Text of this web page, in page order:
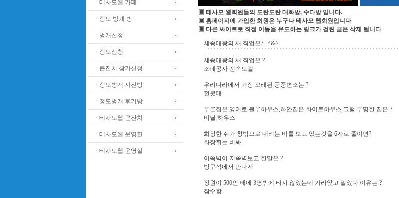
ㆍ테사모웹 카페
ㆍ정모 벙개 방
ㆍ벙개신청
ㆍ정모신청
ㆍ큰잔치 참가신청
ㆍ정모벙개 사진방
ㆍ정모벙개 후기방
ㆍ테사모웹 큰잔치
ㆍ테사모웹 운영진
ㆍ테사모웹 운영실
▣ 테사모 웹회원들의 도란도란 대화방, 수다방 입니다.
▣ 홈페이지에 가입한 회원은 누구나 테사모 웹회원입니다
▣ 다른 싸이트로 직접 이동을 유도하는 링크가 걸린 글은 삭제 됩니다
세종대왕의 새 직업은?...^&^
세종대왕의 새 직업은 ?
조폐공사 전속모델
우리나라에서 가장 오래된 공중변소는 ?
전봇대
푸른집은 영어로 블루하우스,하얀집은 화이트하우스.그럼 투명한 집은 ?
비닐 하우스
화장한 쥐가 창밖으로 내리는 비를 보고 있는것을 6자로 줄이면?
화장쥐는 비봐
이쪽벽이 저쪽벽보고 한말은 ?
방구석에서 만나자
정원이 500인 배에 3명밖에 타지 않았는데 가라앉고 말았다.이유는 ?
잠수함